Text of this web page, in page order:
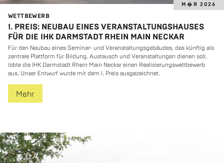
M�R 2026
WETT­BE­WERB
1. PREIS: NEUBAU EINES VERANSTALTUNGSHAUSES
FÜR DIE IHK DARMSTADT RHEIN MAIN NECKAR
Für den Neu­bau eines Se­mi­nar- und Ver­an­stal­tungs­ge­bäu­des, das künf­tig als
zen­tra­le Platt­form für Bil­dung, Aus­tausch und Ver­an­stal­tun­gen die­nen soll,
lobte die IHK Darm­stadt Rhein Main Ne­ckar einen Rea­li­sie­rungs­wett­be­werb
aus. Unser Ent­wurf wurde mit dem 1. Preis aus­ge­zeich­net.
Mehr